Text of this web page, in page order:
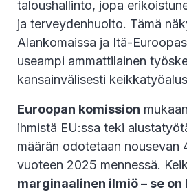
taloushallinto, jopa
ja terveydenhuolto. Tämä
Alankomaissa ja Itä-
useampi ammattilainen
kansainvälisesti
Euroopan komission
ihmistä EU:ssa teki
määrän odotetaan nousevan
vuoteen 2025 mennessä.
marginaalinen ilmiö – se on